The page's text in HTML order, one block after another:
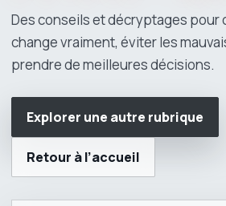
Des conseils et décryptages pour
change vraiment, éviter les
prendre de meilleures décisions.
Explorer une autre rubrique
Retour à l’accueil